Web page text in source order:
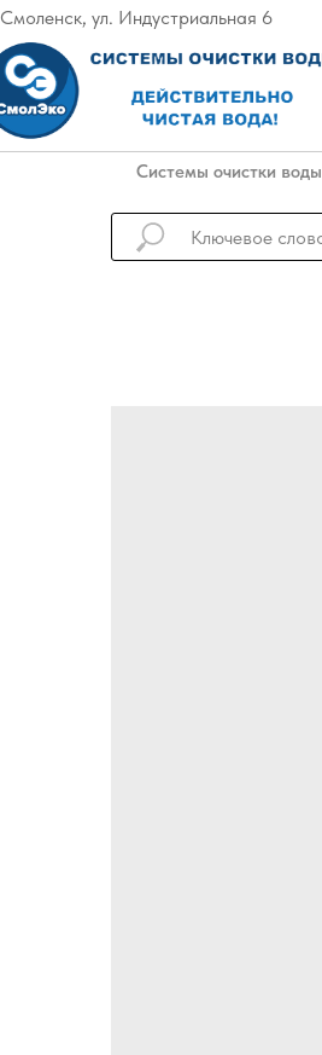
ул. Индустриальная 6
Системы очистки воды